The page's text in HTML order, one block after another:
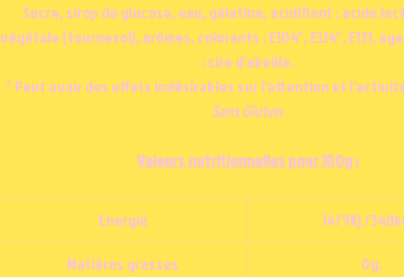
Sucre, sirop de glucose, eau, gélatine, acidifiant : acide
végétale (tournesol), arômes, colorants : E104*, E124*, E131,
: cire d'abeille.
* Peut avoir des effets indésirables sur l'attention et
Sans Gluten
Valeurs nutritionnelles pour 100g :
Energie
1479Kj /
Matières grasses
0g.